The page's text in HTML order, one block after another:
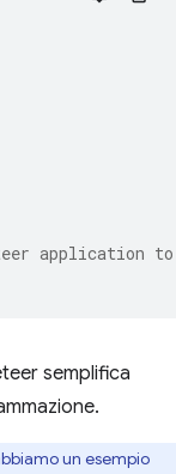
application
semplifica
un esempio